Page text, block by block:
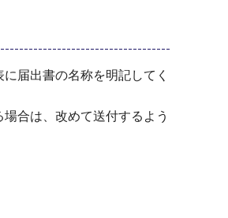
届出書の名称を明記してく
合は、改めて送付するよう